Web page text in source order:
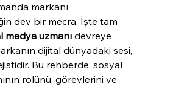
markanı
dev bir mecra. İşte tam
medya uzmanı devreye
dijital dünyadaki sesi,
Bu rehberde, sosyal
rolünü, görevlerini ve